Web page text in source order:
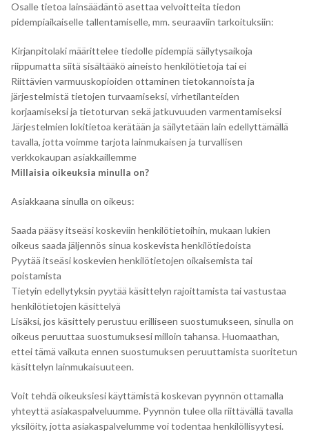
Osalle tietoa lainsäädäntö asettaa velvoitteita tiedon
pidempiaikaiselle tallentamiselle, mm. seuraaviin tarkoituksiin:
Kirjanpitolaki määrittelee tiedolle pidempiä säilytysaikoja
riippumatta siitä sisältääkö aineisto henkilötietoja tai ei
Riittävien varmuuskopioiden ottaminen tietokannoista ja
järjestelmistä tietojen turvaamiseksi, virhetilanteiden
korjaamiseksi ja tietoturvan sekä jatkuvuuden varmentamiseksi
Järjestelmien lokitietoa kerätään ja säilytetään lain edellyttämällä
tavalla, jotta voimme tarjota lainmukaisen ja turvallisen
verkkokaupan asiakkaillemme
Millaisia oikeuksia minulla on?
Asiakkaana sinulla on oikeus:
Saada pääsy itseäsi koskeviin henkilötietoihin, mukaan lukien
oikeus saada jäljennös sinua koskevista henkilötiedoista
Pyytää itseäsi koskevien henkilötietojen oikaisemista tai
poistamista
Tietyin edellytyksin pyytää käsittelyn rajoittamista tai vastustaa
henkilötietojen käsittelyä
Lisäksi, jos käsittely perustuu erilliseen suostumukseen, sinulla on
oikeus peruuttaa suostumuksesi milloin tahansa. Huomaathan,
ettei tämä vaikuta ennen suostumuksen peruuttamista suoritetun
käsittelyn lainmukaisuuteen.
Voit tehdä oikeuksiesi käyttämistä koskevan pyynnön ottamalla
yhteyttä asiakaspalveluumme. Pyynnön tulee olla riittävällä tavalla
yksilöity, jotta asiakaspalvelumme voi todentaa henkilöllisyytesi.